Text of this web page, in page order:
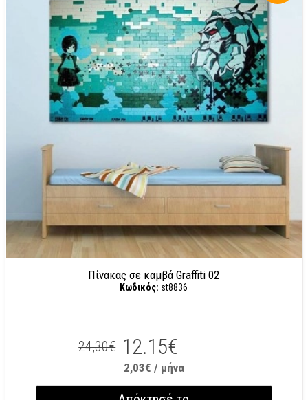
Πίνακας σε καμβά Graffiti 02
Κωδικός: st8836
24,30€ 12.15€
2,03€ / μήνα